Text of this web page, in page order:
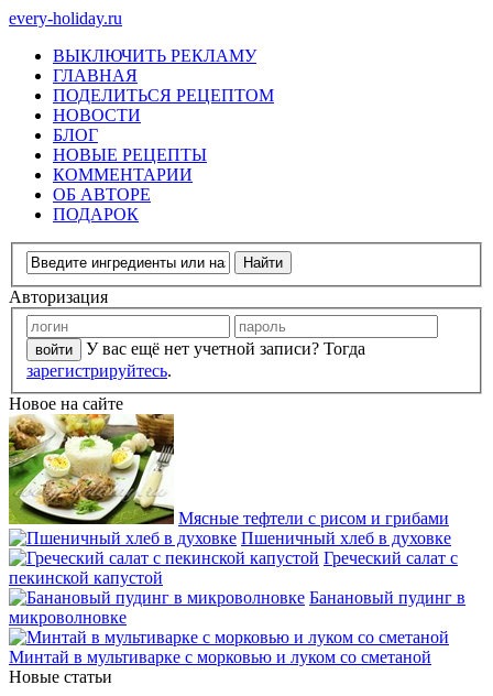
every-holiday.ru
ВЫКЛЮЧИТЬ РЕКЛАМУ
ГЛАВНАЯ
ПОДЕЛИТЬСЯ РЕЦЕПТОМ
НОВОСТИ
БЛОГ
НОВЫЕ РЕЦЕПТЫ
КОММЕНТАРИИ
ОБ АВТОРЕ
ПОДАРОК
Авторизация
У вас ещё нет учетной записи? Тогда
зарегистрируйтесь.
Новое на сайте
Мясные тефтели с рисом и грибами
Пшеничный хлеб в духовке
Греческий салат с
пекинской капустой
Банановый пудинг в
микроволновке
Минтай в мультиварке с морковью и луком со сметаной
Новые статьи